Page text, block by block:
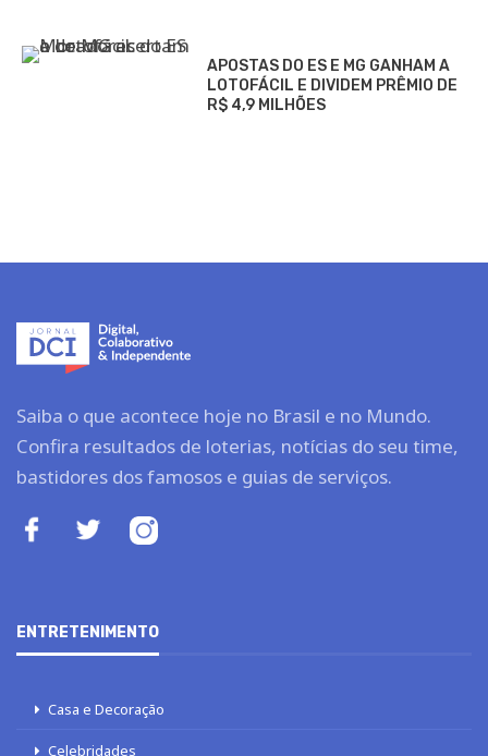
APOSTAS DO ES E MG GANHAM A
LOTOFÁCIL E DIVIDEM PRÊMIO DE
R$ 4,9 MILHÕES
Saiba o que acontece hoje no Brasil e no Mundo.
Confira resultados de loterias, notícias do seu time,
bastidores dos famosos e guias de serviços.
ENTRETENIMENTO
Casa e Decoração
Celebridades